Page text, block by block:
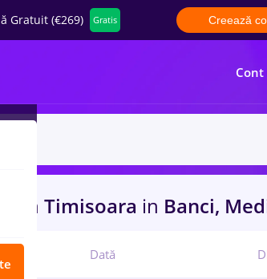
Gratuit (€269) Gratis Creează
in Timisoara in Banci,
Dată